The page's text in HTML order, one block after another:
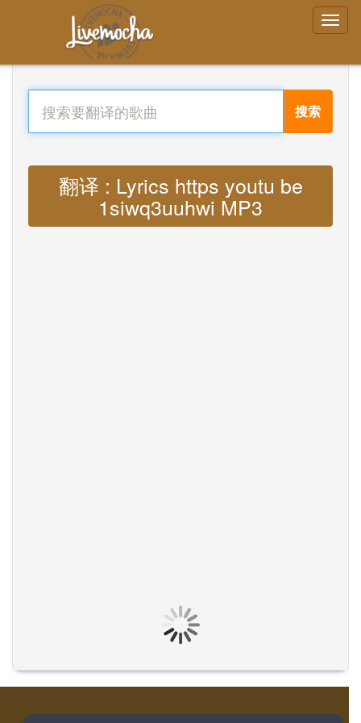
搜索
翻译 : Lyrics https youtu be
1siwq3uuhwi MP3